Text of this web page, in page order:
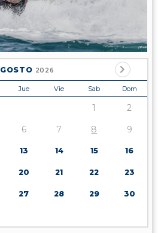
2026
Jue Vie Sab Dom
1
2
6 7 8 9
13 14 15 16
20 21 22 23
27 28 29 30